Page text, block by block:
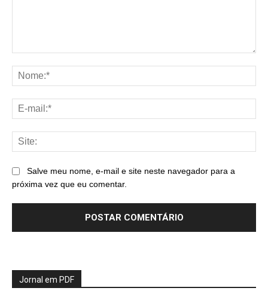
Salve meu nome, e-mail e site neste navegador para a
próxima vez que eu comentar.
Jornal em PDF